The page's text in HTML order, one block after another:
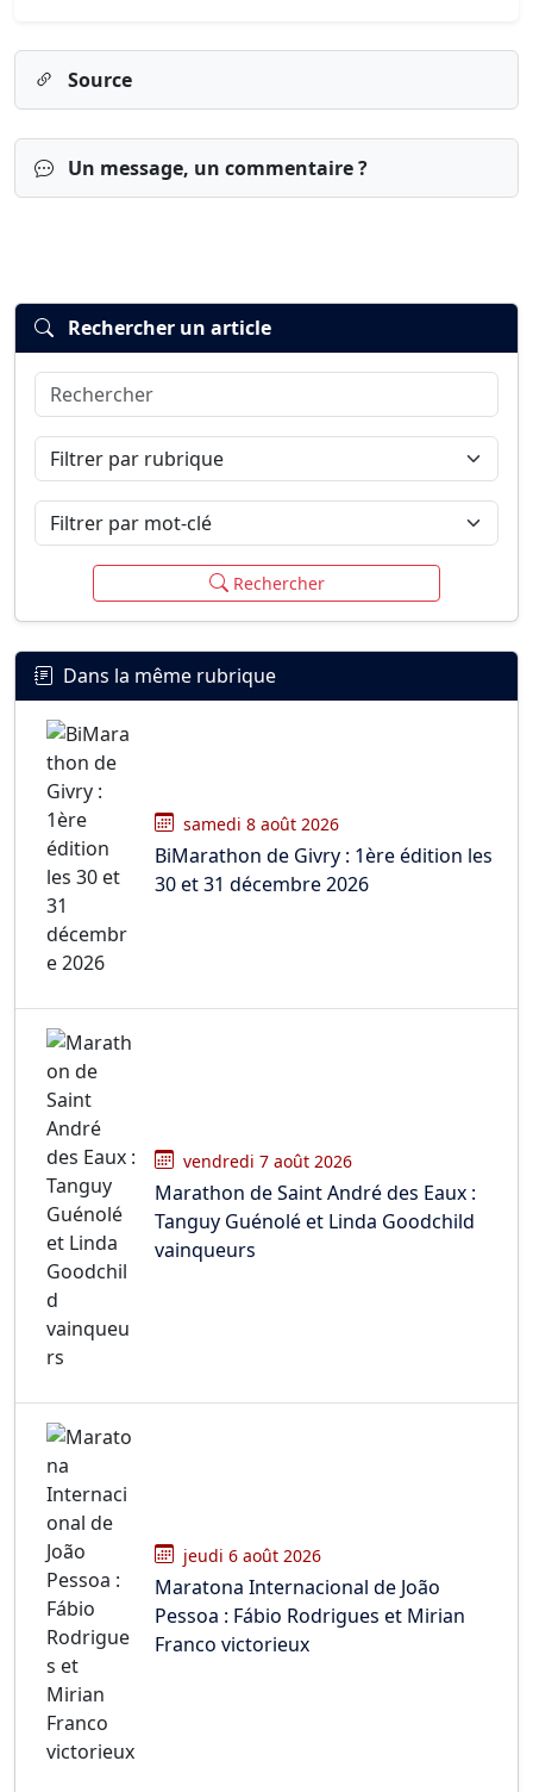
Source
Un message, un commentaire ?
Connexion
Rechercher un article
Rechercher
Filtrer par rubrique
Filtrer par mot-clé
Rechercher
Dans la même rubrique
samedi 8 août 2026
BiMarathon de Givry : 1ère édition les
30 et 31 décembre 2026
vendredi 7 août 2026
Marathon de Saint André des Eaux :
Tanguy Guénolé et Linda Goodchild
vainqueurs
jeudi 6 août 2026
Maratona Internacional de João
Pessoa : Fábio Rodrigues et Mirian
Franco victorieux